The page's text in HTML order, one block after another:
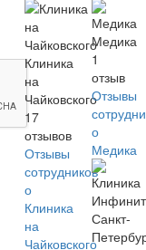
Клиника
на
Чайковского
17
отзывов
Отзывы
сотрудников
о
Клиника
на
Чайковского
Медика
1
отзыв
Отзывы
о
Медика